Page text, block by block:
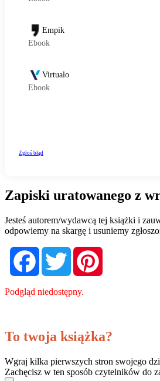
Zapiski uratowanego z
Jesteś autorem/wydawcą tej książki i
odpowiemy na skargę i usuniemy
FacebookTwitter
Podgląd niedostępny.
To twoja książka?
Wgraj kilka pierwszych stron swojego
Zachęcisz w ten sposób czytelników do